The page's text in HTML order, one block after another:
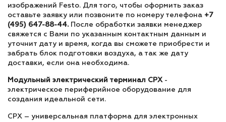
изображений Festo. Для того, чтобы оформить заказ
оставьте заявку или позвоните по номеру телефона +7
(495) 647-88-44. После обработки заявки менеджер
свяжется с Вами по указанным контактным данным и
уточнит дату и время, когда вы сможете приобрести и
забрать блок подготовки воздуха, а так же дату
доставки, если она необходима.
Модульный электрический терминал СРХ-
электрическое периферийное оборудование для
создания идеальной сети.
CPX – универсальная платформа для электронных